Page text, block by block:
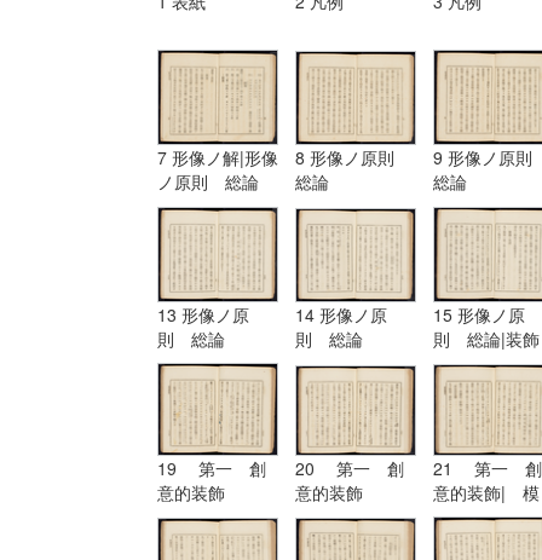
7 形像ノ解|形像
ノ原則 総論
8 形像ノ原則
総論
9 形像ノ原
総論
13 形像ノ原
則 総論
14 形像ノ原
則 総論
15 形像ノ原
則 総論|装飾
ノ原理
19 第一 創
意的装飾
20 第一 創
意的装飾
21 第一 創
意的装飾| 模
擬的装飾